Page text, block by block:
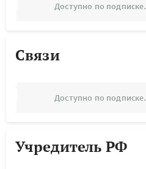
Доступно по подписке.
Связи
Доступно по подписке.
Учредитель РФ